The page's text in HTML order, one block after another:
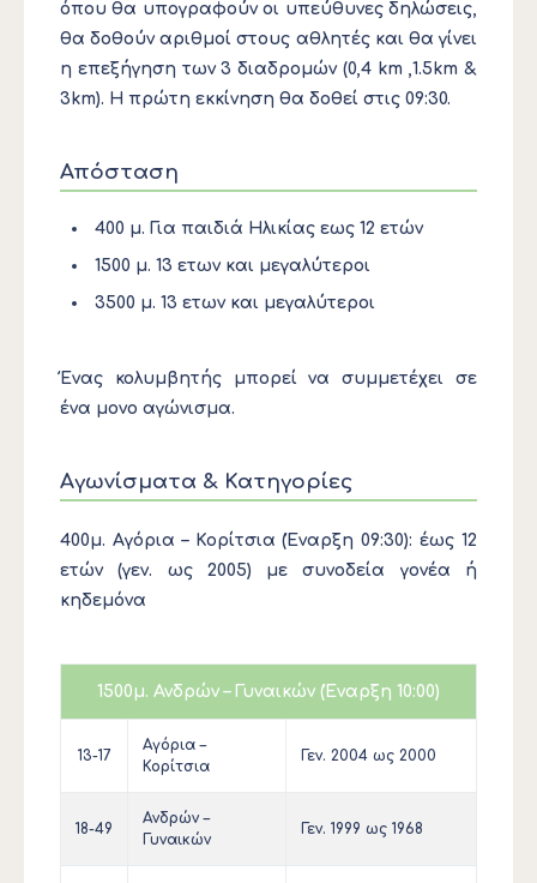
όπου θα υπογραφούν οι υπεύθυνες δηλώσεις,
θα δοθούν αριθμοί στους αθλητές και θα γίνει
η επεξήγηση των 3 διαδρομών (0,4 km ,1.5km &
3km). Η πρώτη εκκίνηση θα δοθεί στις 09:30.
Απόσταση
400 μ. Για παιδιά Ηλικίας εως 12 ετών
1500 μ. 13 ετων και μεγαλύτεροι
3500 μ. 13 ετων και μεγαλύτεροι
Ένας κολυμβητής μπορεί να συμμετέχει σε
ένα μονο αγώνισμα.
Αγωνίσματα & Κατηγορίες
400μ. Αγόρια – Κορίτσια (Έναρξη 09:30): έως 12
ετών (γεν. ως 2005) με συνοδεία γονέα ή
κηδεμόνα
1500μ. Ανδρών – Γυναικών (Έναρξη 10:00)
13-17
Αγόρια –
Κορίτσια
Γεν. 2004 ως 2000
18-49
Ανδρών –
Γυναικών
Γεν. 1999 ως 1968